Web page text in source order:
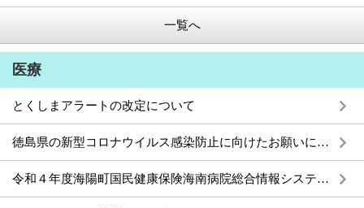
一覧へ
医療
とくしまアラートの改定について
徳島県の新型コロナウイルス感染防止に向けたお願いについて
令和４年度海陽町国民健康保険海南病院総合情報システム導入及び保守業務公募型プロポーザルの実施について